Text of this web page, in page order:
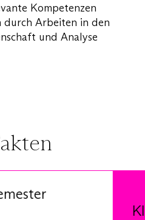
Kompetenzen
durch Arbeiten in den
und Analyse